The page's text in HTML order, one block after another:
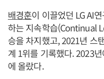
배경훈이 이끌었던 LG AI
하는 지속학습(Continual
승을 차지했고, 2021년 스
계 1위를 기록했다. 2023
에 올랐다.